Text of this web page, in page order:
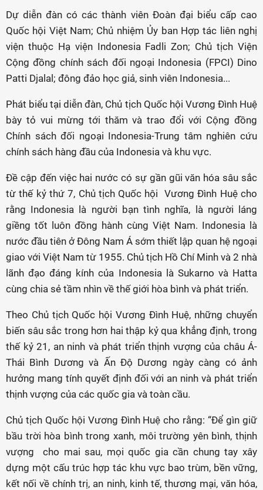
Dự diễn đàn có các thành viên Đoàn đại biểu cấp cao
Quốc hội Việt Nam; Chủ nhiệm Ủy ban Hợp tác liên nghị
viện thuộc Hạ viện Indonesia Fadli Zon; Chủ tịch Viện
Cộng đồng chính sách đối ngoại Indonesia (FPCI) Dino
Patti Djalal; đông đảo học giả, sinh viên Indonesia...
Phát biểu tại diễn đàn, Chủ tịch Quốc hội Vương Đình Huệ
bày tỏ vui mừng tới thăm và trao đổi với Cộng đồng
Chính sách đối ngoại Indonesia-Trung tâm nghiên cứu
chính sách hàng đầu của Indonesia và khu vực.
Đề cập đến việc hai nước có sự gần gũi văn hóa sâu sắc
từ thế kỷ thứ 7, Chủ tịch Quốc hội Vương Đình Huệ cho
rằng Indonesia là người bạn tình nghĩa, là người láng
giềng tốt luôn đồng hành cùng Việt Nam. Indonesia là
nước đầu tiên ở Đông Nam Á sớm thiết lập quan hệ ngoại
giao với Việt Nam từ 1955. Chủ tịch Hồ Chí Minh và 2 nhà
lãnh đạo đáng kính của Indonesia là Sukarno và Hatta
cùng chia sẻ tầm nhìn về thế giới hòa bình và phát triển.
Theo Chủ tịch Quốc hội Vương Đình Huệ, những chuyển
biến sâu sắc trong hơn hai thập kỷ qua khẳng định, trong
thế kỷ 21, an ninh và phát triển thịnh vượng của châu Á-
Thái Bình Dương và Ấn Độ Dương ngày càng có ảnh
hưởng mang tính quyết định đối với an ninh và phát triển
thịnh vượng của các quốc gia và toàn cầu.
Chủ tịch Quốc hội Vương Đình Huệ cho rằng: “Để gìn giữ
bầu trời hòa bình trong xanh, môi trường yên bình, thịnh
vượng cho mai sau, mọi quốc gia cần chung tay xây
dựng một cấu trúc hợp tác khu vực bao trùm, bền vững,
kết nối về chính trị, an ninh, kinh tế, thương mại, văn hóa,